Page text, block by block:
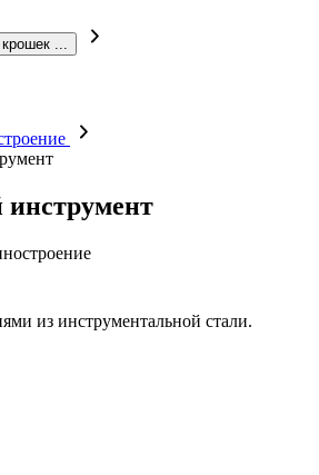
...
из инструментальной стали.